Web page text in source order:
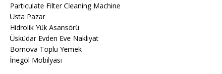
Particulate Filter Cleaning Machine
Usta Pazar
Hidrolik Yük Asansörü
Üsküdar Evden Eve Nakliyat
Bornova Toplu Yemek
İnegöl Mobilyası